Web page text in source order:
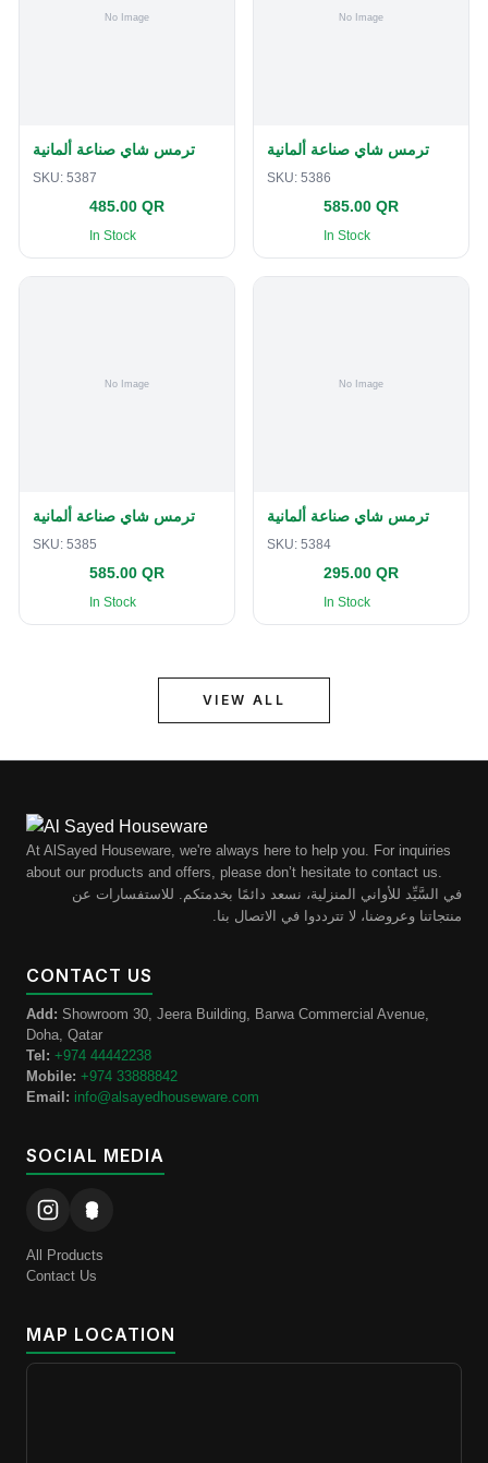
ترمس شاي صناعة ألمانية
SKU: 5387
485.00 QR
In Stock
ترمس شاي صناعة ألمانية
SKU: 5386
585.00 QR
In Stock
ترمس شاي صناعة ألمانية
SKU: 5385
585.00 QR
In Stock
ترمس شاي صناعة ألمانية
SKU: 5384
295.00 QR
In Stock
VIEW ALL
At AlSayed Houseware, we're always here to help you. For inquiries
about our products and offers, please don’t hesitate to contact us.
في السَّيِّد للأواني المنزلية، نسعد دائمًا بخدمتكم. للاستفسارات عن
منتجاتنا وعروضنا، لا تترددوا في الاتصال بنا.
CONTACT US
Add: Showroom 30, Jeera Building, Barwa Commercial Avenue,
Doha, Qatar
Tel: +974 44442238
Mobile: +974 33888842
Email: info@alsayedhouseware.com
SOCIAL MEDIA
All Products
Contact Us
MAP LOCATION